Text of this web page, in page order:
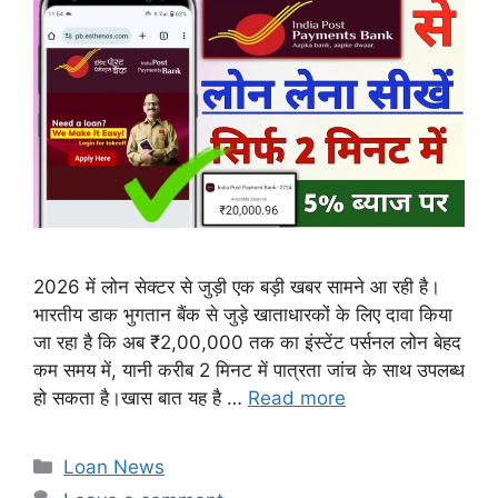
2026 में लोन सेक्टर से जुड़ी एक बड़ी खबर सामने आ रही है।
भारतीय डाक भुगतान बैंक से जुड़े खाताधारकों के लिए दावा किया
जा रहा है कि अब ₹2,00,000 तक का इंस्टेंट पर्सनल लोन बेहद
कम समय में, यानी करीब 2 मिनट में पात्रता जांच के साथ उपलब्ध
हो सकता है।खास बात यह है … Read more
Categories
Loan News